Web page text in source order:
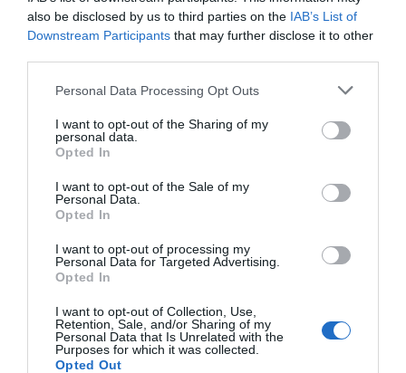
also be disclosed by us to third parties on the IAB’s List of
Downstream Participants that may further disclose it to other
Personal Data Processing Opt Outs
I want to opt-out of the Sharing of my
personal data.
Opted In
I want to opt-out of the Sale of my
Personal Data.
Opted In
I want to opt-out of processing my
Personal Data for Targeted Advertising.
Opted In
I want to opt-out of Collection, Use,
Retention, Sale, and/or Sharing of my
Personal Data that Is Unrelated with the
Purposes for which it was collected.
Opted Out